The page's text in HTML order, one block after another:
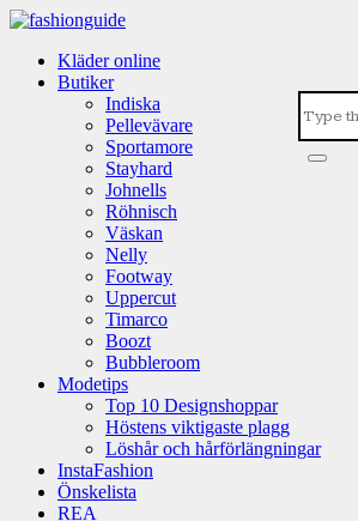
Kläder online
Butiker
Indiska
Pellevävare
Sportamore
Stayhard
Johnells
Röhnisch
Väskan
Nelly
Footway
Uppercut
Timarco
Boozt
Bubbleroom
Modetips
Top 10 Designshoppar
Höstens viktigaste plagg
Löshår och hårförlängningar
InstaFashion
Önskelista
REA